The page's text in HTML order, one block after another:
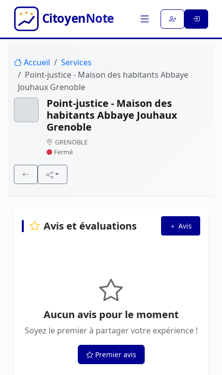
Accueil
Services
Point-justice - Maison des habitants Abbaye
Jouhaux Grenoble
Point-justice - Maison des
habitants Abbaye Jouhaux
Grenoble
GRENOBLE
Fermé
Avis et évaluations Avis
Aucun avis pour le moment
Soyez le premier à partager votre expérience !
Premier avis